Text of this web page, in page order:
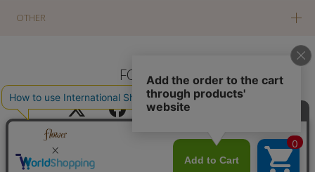
OTHER
FOLLOW US
PC版に切り替え